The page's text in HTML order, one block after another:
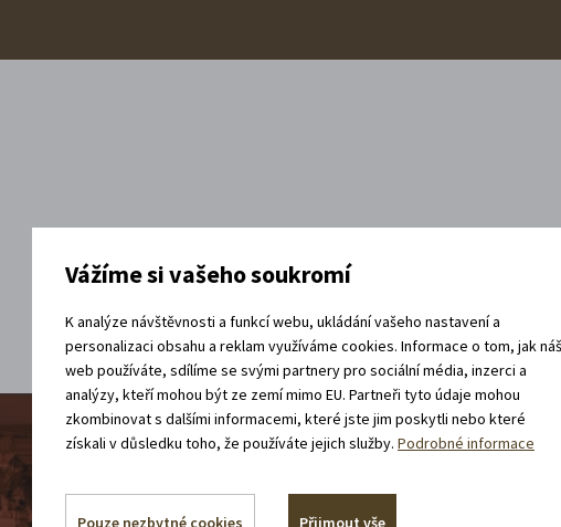
Sledujte nás na sítích!
Vážíme si vašeho soukromí
K analýze návštěvnosti a funkcí webu, ukládání vašeho nastavení a
personalizaci obsahu a reklam využíváme cookies. Informace o tom, jak
web používáte, sdílíme se svými partnery pro sociální média, inzerci a
analýzy, kteří mohou být ze zemí mimo EU. Partneři tyto údaje mohou
zkombinovat s dalšími informacemi, které jste jim poskytli nebo které
získali v důsledku toho, že používáte jejich služby.Podrobné informace
Pouze nezbytné cookies Přijmout vše